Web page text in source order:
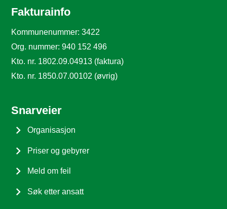
Fakturainfo
Kommunenummer: 3422
Org. nummer: 940 152 496
Kto. nr. 1802.09.04913 (faktura)
Kto. nr. 1850.07.00102 (øvrig)
Snarveier
Organisasjon
Priser og gebyrer
Meld om feil
Søk etter ansatt